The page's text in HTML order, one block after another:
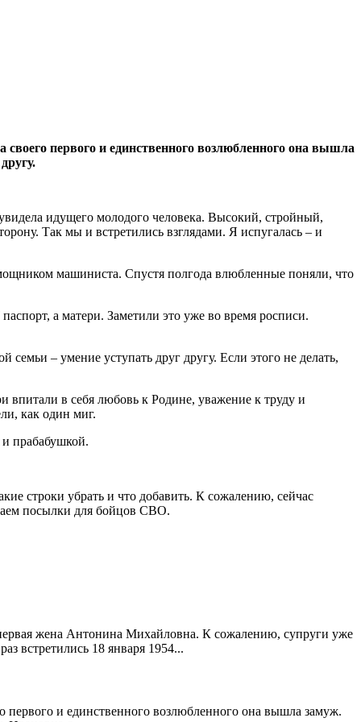
первого и единственного возлюбленного она вышла
идущего молодого человека. Высокий, стройный,
Так мы и встретились взглядами. Я испугалась – и
машиниста. Спустя полгода влюбленные поняли, что
а матери. Заметили это уже во время росписи.
– умение уступать друг другу. Если этого не делать,
впитали в себя любовь к Родине, уважение к труду и
как один миг.
прабабушкой.
строки убрать и что добавить. К сожалению, сейчас
посылки для бойцов СВО.
жена Антонина Михайловна. К сожалению, супруги уже
встретились 18 января 1954...
первого и единственного возлюбленного она вышла замуж.